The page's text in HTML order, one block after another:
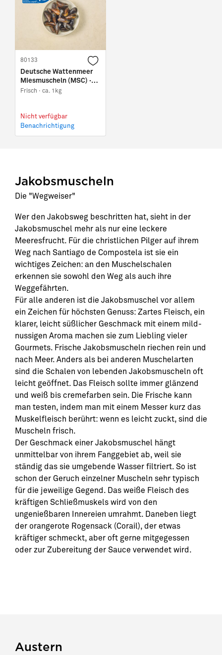
80133
Deutsche Wattenmeer
Miesmuscheln (MSC) ·
Größe S
Frisch · ca. 1kg
Nicht verfügbar
Benachrichtigung
Jakobsmuscheln
Die "Wegweiser"
Wer den Jakobsweg beschritten hat, sieht in der
Jakobsmuschel mehr als nur eine leckere
Meeresfrucht. Für die christlichen Pilger auf ihrem
Weg nach Santiago de Compostela ist sie ein
wichtiges Zeichen: an den Muschelschalen
erkennen sie sowohl den Weg als auch ihre
Weggefährten.
Für alle anderen ist die Jakobsmuschel vor allem
ein Zeichen für höchsten Genuss: Zartes Fleisch, ein
klarer, leicht süßlicher Geschmack mit einem mild-
nussigen Aroma machen sie zum Liebling vieler
Gourmets. Frische Jakobsmuscheln riechen rein und
nach Meer. Anders als bei anderen Muschelarten
sind die Schalen von lebenden Jakobsmuscheln oft
leicht geöffnet. Das Fleisch sollte immer glänzend
und weiß bis cremefarben sein. Die Frische kann
man testen, indem man mit einem Messer kurz das
Muskelfleisch berührt: wenn es leicht zuckt, sind die
Muscheln frisch.
Der Geschmack einer Jakobsmuschel hängt
unmittelbar von ihrem Fanggebiet ab, weil sie
ständig das sie umgebende Wasser filtriert. So ist
schon der Geruch einzelner Muscheln sehr typisch
für die jeweilige Gegend. Das weiße Fleisch des
kräftigen Schließmuskels wird von den
ungenießbaren Innereien umrahmt. Daneben liegt
der orangerote Rogensack (Corail), der etwas
kräftiger schmeckt, aber oft gerne mitgegessen
oder zur Zubereitung der Sauce verwendet wird.
Austern